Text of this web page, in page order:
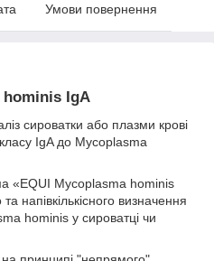
Умови повернення
hominis IgA
сироватки або плазми крові
IgA до Mycoplasma
«EQUI Mycoplasma hominis
напівкількісного визначення
hominis у сироватці чи